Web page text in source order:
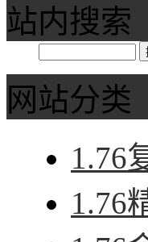
站内搜索
网站分类
1.76
1.76